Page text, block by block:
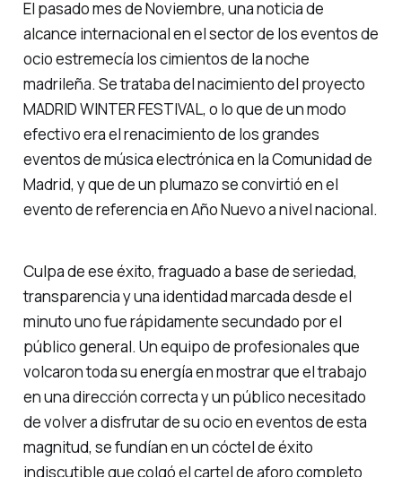
El pasado mes de Noviembre, una noticia de
alcance internacional en el sector de los eventos de
ocio estremecía los cimientos de la noche
madrileña. Se trataba del nacimiento del proyecto
MADRID WINTER FESTIVAL, o lo que de un modo
efectivo era el renacimiento de los grandes
eventos de música electrónica en la Comunidad de
Madrid, y que de un plumazo se convirtió en el
evento de referencia en Año Nuevo a nivel nacional.
Culpa de ese éxito, fraguado a base de seriedad,
transparencia y una identidad marcada desde el
minuto uno fue rápidamente secundado por el
público general. Un equipo de profesionales que
volcaron toda su energía en mostrar que el trabajo
en una dirección correcta y un público necesitado
de volver a disfrutar de su ocio en eventos de esta
magnitud, se fundían en un cóctel de éxito
indiscutible que colgó el cartel de aforo completo